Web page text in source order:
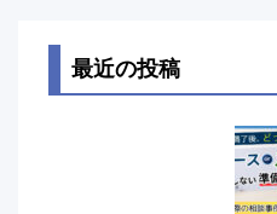
最近の投稿